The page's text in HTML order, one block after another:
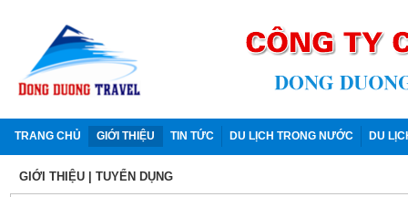
TRANG CHỦ GIỚI THIỆU TIN TỨC DU LỊCH TRONG NƯỚC DU
GIỚI THIỆU| TUYỂN DỤNG